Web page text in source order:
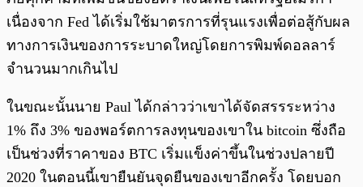
เนื่องจาก Fed ได้เริ่มใช้มาตรการที่รุนแรงเพื่อต่อสู้กับผล
ทางการเงินของการระบาดใหญ่โดยการพิมพ์ดอลลาร์
จำนวนมากเกินไป
ในขณะนั้นนาย Paul ได้กล่าวว่าเขาได้จัดสรรระหว่าง
1% ถึง 3% ของพอร์ตการลงทุนของเขาใน bitcoin ซึ่งถือ
เป็นช่วงที่ราคาของ BTC เริ่มแข็งค่าขึ้นในช่วงปลายปี
2020 ในตอนนี้เขายืนยันจุดยืนของเขาอีกครั้ง โดยบอก